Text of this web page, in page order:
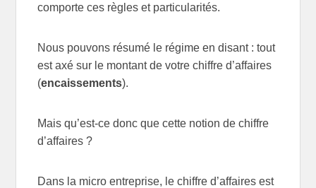
comporte ces règles et particularités.
Nous pouvons résumé le régime en disant : tout
est axé sur le montant de votre chiffre d’affaires
(encaissements).
Mais qu’est-ce donc que cette notion de chiffre
d’affaires ?
Dans la micro entreprise, le chiffre d’affaires est